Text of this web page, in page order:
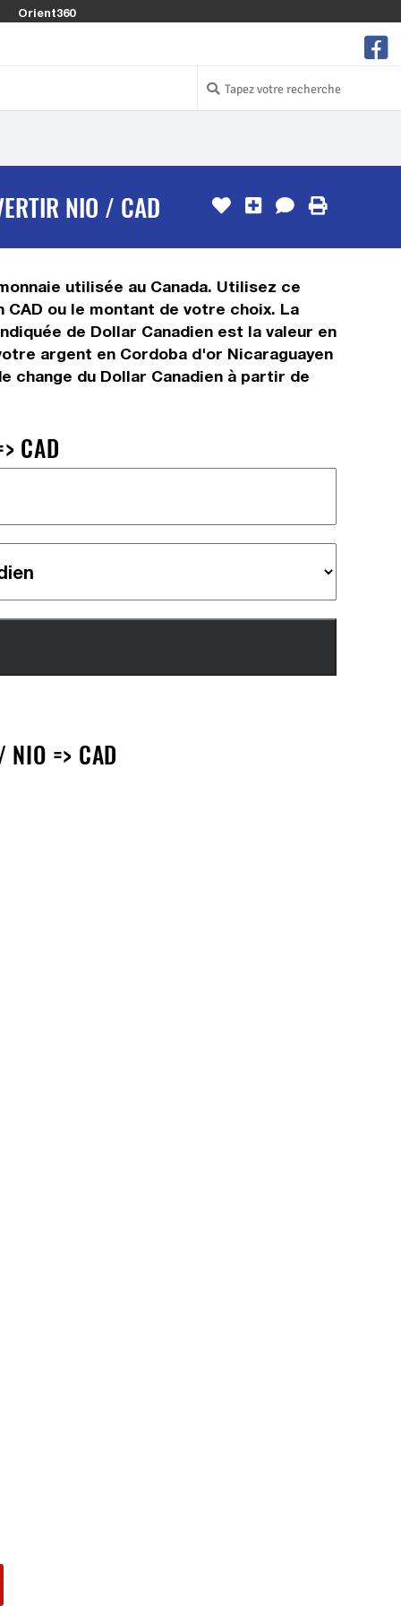
Orient360
NIO / CAD
utilisée au Canada. Utilisez ce
ou le montant de votre choix. La
de Dollar Canadien est la valeur en
argent en Cordoba d'or Nicaraguayen
change du Dollar Canadien à partir de
CAD
NIO => CAD